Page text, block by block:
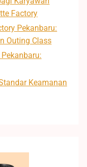
Factory
Pekanbaru:
Outing Class
Keamanan